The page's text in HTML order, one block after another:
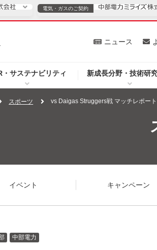
・サステナビリティ 新成長分野・技術研
ニュース
ご案内
お問い合わせ
電気・ガスのご契約
のご契約
個人のお客さま
を開きます）
（新しいウィンドウを開きます）
よくあるご質問・お問い合わせ （新しい
スポーツ vs Daigas Struggers戦 マッチレポート
イベント キャンペーン
中部電力